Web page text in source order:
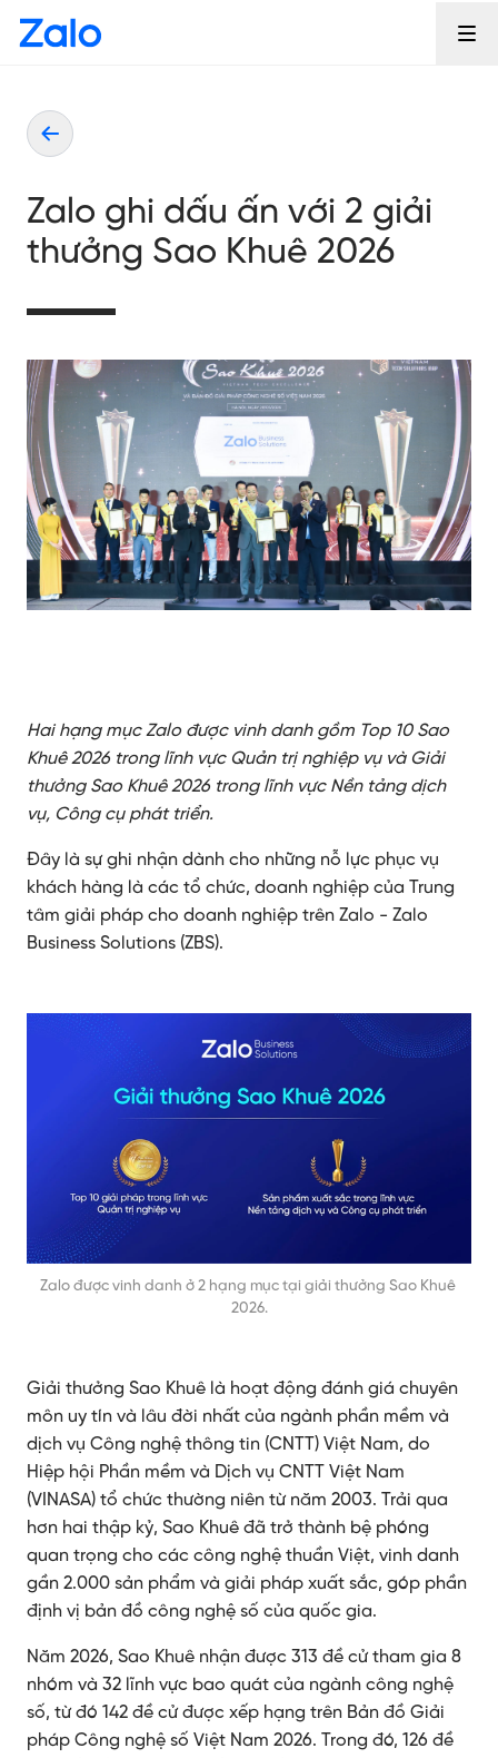
Zalo ghi dấu ấn với 2 giải
thưởng Sao Khuê 2026
Hai hạng mục Zalo được vinh danh gồm Top 10 Sao
Khuê 2026 trong lĩnh vực Quản trị nghiệp vụ và Giải
thưởng Sao Khuê 2026 trong lĩnh vực Nền tảng dịch
vụ, Công cụ phát triển.
Đây là sự ghi nhận dành cho những nỗ lực phục vụ
khách hàng là các tổ chức, doanh nghiệp của Trung
tâm giải pháp cho doanh nghiệp trên Zalo - Zalo
Business Solutions (ZBS).
Zalo được vinh danh ở 2 hạng mục tại giải thưởng Sao Khuê
2026.
Giải thưởng Sao Khuê là hoạt động đánh giá chuyên
môn uy tín và lâu đời nhất của ngành phần mềm và
dịch vụ Công nghệ thông tin (CNTT) Việt Nam, do
Hiệp hội Phần mềm và Dịch vụ CNTT Việt Nam
(VINASA) tổ chức thường niên từ năm 2003. Trải qua
hơn hai thập kỷ, Sao Khuê đã trở thành bệ phóng
quan trọng cho các công nghệ thuần Việt, vinh danh
gần 2.000 sản phẩm và giải pháp xuất sắc, góp phần
định vị bản đồ công nghệ số của quốc gia.
Năm 2026, Sao Khuê nhận được 313 đề cử tham gia 8
nhóm và 32 lĩnh vực bao quát của ngành công nghệ
số, từ đó 142 đề cử được xếp hạng trên Bản đồ Giải
pháp Công nghệ số Việt Nam 2026. Trong đó, 126 đề